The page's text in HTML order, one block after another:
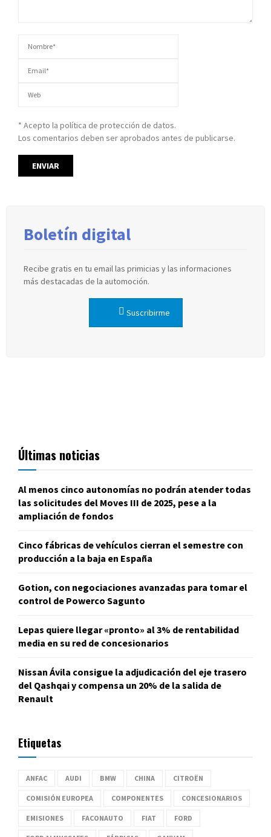
* Acepto la política de protección de datos.
Los comentarios deben ser aprobados antes de publicarse.
Boletín digital
Recibe gratis en tu email las primicias y las informaciones
más destacadas de la automoción.
Suscribirme
Últimas noticias
Al menos cinco autonomías no podrán atender todas
las solicitudes del Moves III de 2025, pese a la
ampliación de fondos
Cinco fábricas de vehículos cierran el semestre con
producción a la baja en España
Gotion, con negociaciones avanzadas para tomar el
control de Powerco Sagunto
Lepas quiere llegar «pronto» al 3% de rentabilidad
media en su red de concesionarios
Nissan Ávila consigue la adjudicación del eje trasero
del Qashqai y compensa un 20% de la salida de
Renault
Etiquetas
ANFAC AUDI BMW CHINA CITROËN
COMISIÓN EUROPEA COMPONENTES CONCESIONARIOS
EMISIONES FACONAUTO FIAT FORD